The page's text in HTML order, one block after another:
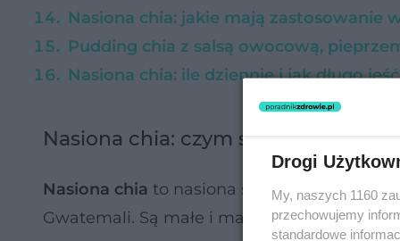
Nasiona chia: jakie mają zastosowanie
Pudding chia z salsą owocową,
Nasiona chia: ile dziennie i jak długo
Nasiona chia: czym są i jak
Nasiona chia to nasiona szałwii
Gwatemali. Są małe i mają czarny kolor. Po
Drogi
My, naszych 1160
przechowujemy
standardowe